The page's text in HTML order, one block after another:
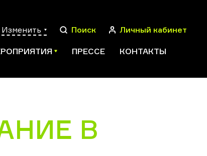
Изменить Поиск Личный кабинет
ПРЕССЕ КОНТАКТЫ
В